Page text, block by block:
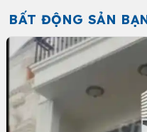
BẤT ĐỘNG SẢN